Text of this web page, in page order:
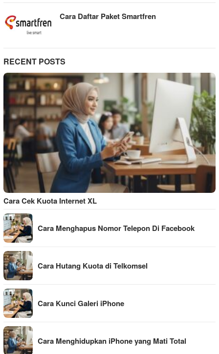
Cara Daftar Paket Smartfren
RECENT POSTS
Cara Cek Kuota Internet XL
Cara Menghapus Nomor Telepon Di Facebook
Cara Hutang Kuota di Telkomsel
Cara Kunci Galeri iPhone
Cara Menghidupkan iPhone yang Mati Total